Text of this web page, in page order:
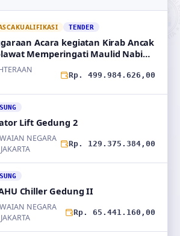
TENDER
Acara kegiatan Kirab Ancak
Memperingati Maulid Nabi
Rp. 499.984.626,00
Lift Gedung 2
NEGARA
Rp. 129.375.384,00
Chiller Gedung II
NEGARA
Rp. 65.441.160,00